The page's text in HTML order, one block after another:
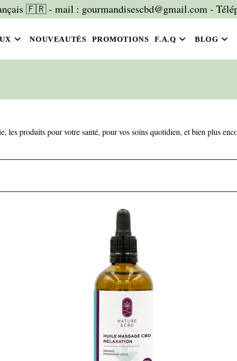
🇫🇷 - mail : gourmandisescbd@gmail.com -
NOUVEAUTÉS PROMOTIONS F.A.Q BLOG
les produits pour votre santé, pour vos soins quotidien, et bien plus